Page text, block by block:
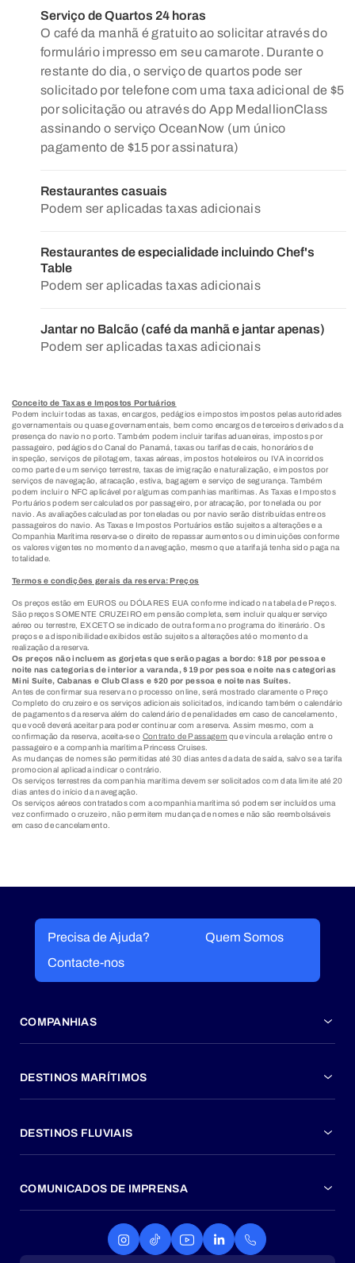
Serviço de Quartos 24 horas
O café da manhã é gratuito ao solicitar através do
formulário impresso em seu camarote. Durante o
restante do dia, o serviço de quartos pode ser
solicitado por telefone com uma taxa adicional de $5
por solicitação ou através do App MedallionClass
assinando o serviço OceanNow (um único
pagamento de $15 por assinatura)
Restaurantes casuais
Podem ser aplicadas taxas adicionais
Restaurantes de especialidade incluindo Chef's
Table
Podem ser aplicadas taxas adicionais
Jantar no Balcão (café da manhã e jantar apenas)
Podem ser aplicadas taxas adicionais
Conceito de Taxas e Impostos Portuários
Podem incluir todas as taxas, encargos, pedágios e impostos impostos pelas autoridades
governamentais ou quase governamentais, bem como encargos de terceiros derivados da
presença do navio no porto. Também podem incluir tarifas aduaneiras, impostos por
passageiro, pedágios do Canal do Panamá, taxas ou tarifas de cais, honorários de
inspeção, serviços de pilotagem, taxas aéreas, impostos hoteleiros ou IVA incorridos
como parte de um serviço terrestre, taxas de imigração e naturalização, e impostos por
serviços de navegação, atracação, estiva, bagagem e serviço de segurança. Também
podem incluir o NFC aplicável por algumas companhias marítimas. As Taxas e Impostos
Portuários podem ser calculados por passageiro, por atracação, por tonelada ou por
navio. As avaliações calculadas por toneladas ou por navio serão distribuídas entre os
passageiros do navio. As Taxas e Impostos Portuários estão sujeitos a alterações e a
Companhia Marítima reserva-se o direito de repassar aumentos ou diminuições conforme
os valores vigentes no momento da navegação, mesmo que a tarifa já tenha sido paga na
totalidade.
Termos e condições gerais da reserva: Preços
Os preços estão em EUROS ou DÓLARES EUA conforme indicado na tabela de Preços.
São preços SOMENTE CRUZEIRO em pensão completa, sem incluir qualquer serviço
aéreo ou terrestre, EXCETO se indicado de outra forma no programa do itinerário. Os
preços e a disponibilidade exibidos estão sujeitos a alterações até o momento da
realização da reserva.
Os preços não incluem as gorjetas que serão pagas a bordo: $18 por pessoa e
noite nas categorias de interior a varanda, $19 por pessoa e noite nas categorias
Mini Suíte, Cabanas e Club Class e $20 por pessoa e noite nas Suítes.
Antes de confirmar sua reserva no processo online, será mostrado claramente o Preço
Completo do cruzeiro e os serviços adicionais solicitados, indicando também o calendário
de pagamentos da reserva além do calendário de penalidades em caso de cancelamento,
que você deverá aceitar para poder continuar com a reserva. Assim mesmo, com a
confirmação da reserva, aceita-se o Contrato de Passagem que vincula a relação entre o
passageiro e a companhia marítima Princess Cruises.
As mudanças de nomes são permitidas até 30 dias antes da data de saída, salvo se a tarifa
promocional aplicada indicar o contrário.
Os serviços terrestres da companhia marítima devem ser solicitados com data limite até 20
dias antes do início da navegação.
Os serviços aéreos contratados com a companhia marítima só podem ser incluídos uma
vez confirmado o cruzeiro, não permitem mudança de nomes e não são reembolsáveis
em caso de cancelamento.
Precisa de Ajuda?
Quem Somos
Contacte-nos
COMPANHIAS
DESTINOS MARÍTIMOS
DESTINOS FLUVIAIS
COMUNICADOS DE IMPRENSA